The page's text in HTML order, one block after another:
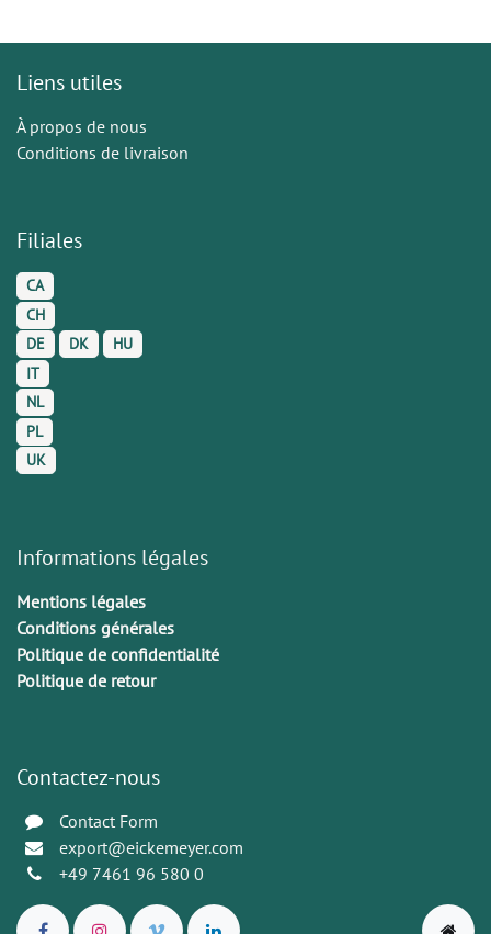
Liens utiles
À propos de nous
Conditions de livraison
Filiales
CA
CH
DE
DK
HU
IT
NL
PL
UK
Informations légales
Mentions légales
Conditions générales
Politique de confidentialité
Politique de retour
Contactez-nous
Contact Form
export@eickemeyer.com
+49 7461 96 580 0